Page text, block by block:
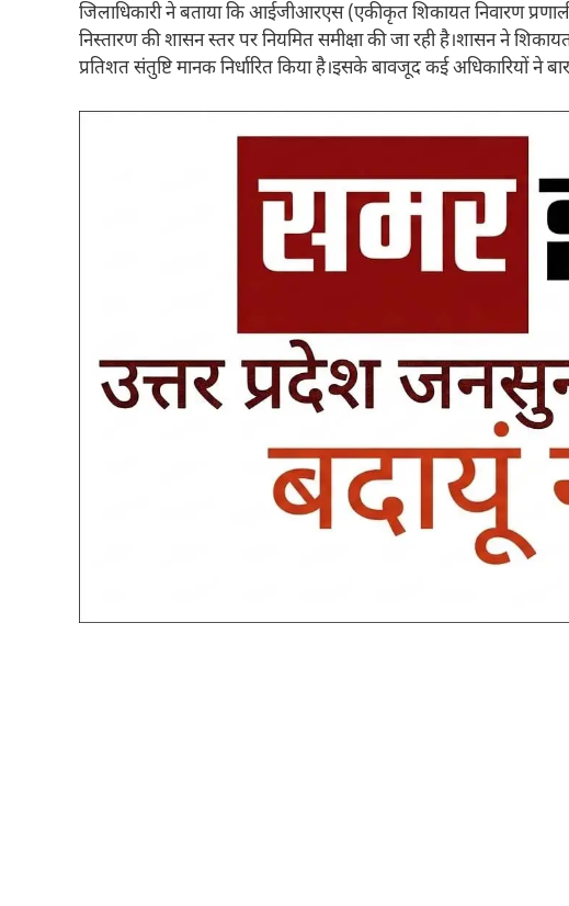
जिलाधिकारी ने बताया कि आईजीआरएस (एकीकृत शिकायत निवारण
निस्तारण की शासन स्तर पर नियमित समीक्षा की जा रही है।शासन ने
प्रतिशत संतुष्टि मानक निर्धारित किया है।इसके बावजूद कई अधिकारियों ने